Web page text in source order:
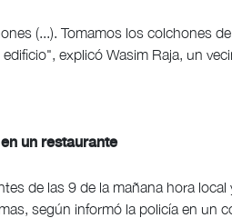
(...). Tomamos los colchones
explicó Wasim Raja, un
un restaurante
de las 9 de la mañana hora
según informó la policía en un